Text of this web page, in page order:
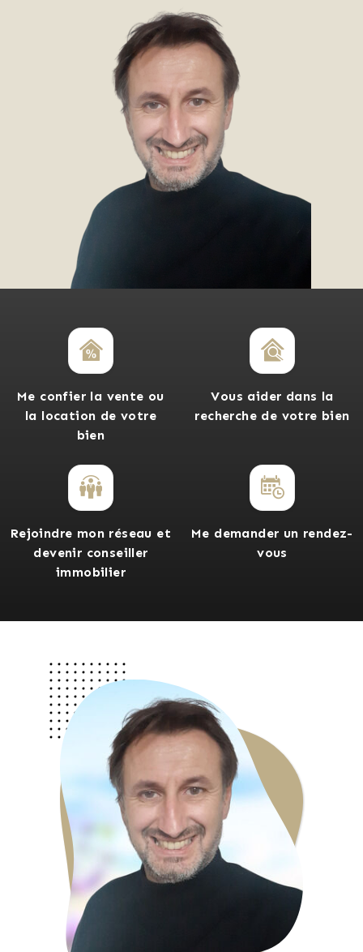
Me confier la vente ou
la location de votre
bien
Vous aider dans la
recherche de votre bien
Rejoindre mon réseau et
devenir conseiller
immobilier
Me demander un rendez-
vous